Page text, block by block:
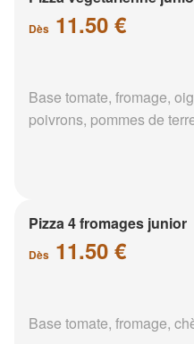
Dès 11.50 €
Base tomate, fromage,
poivrons, pommes de
Pizza 4 fromages junior
Dès 11.50 €
Base tomate, fromage,